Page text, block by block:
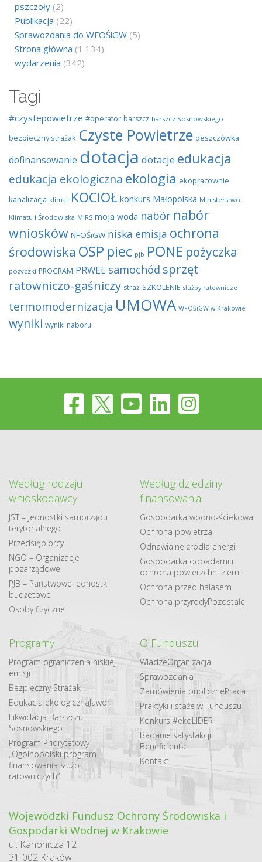
pszczoły (2)
Publikacja (22)
Sprawozdania do WFOŚiGW (5)
Strona główna (1 134)
wydarzenia (342)
Tagi
#czystepowietrze #operator barszcz barszcz Sosnowskiego
bezpieczny strażak Czyste Powietrze deszczówka
dofinansowanie dotacja dotacje edukacja
edukacja ekologiczna ekologia ekopracownie
kanalizacja klimat KOCIOŁ konkurs Małopolska Ministerstwo
Klimatu i Środowiska MIRS moja woda nabór nabór
wniosków NFOŚiGW niska emisja ochrona
środowiska OSP piec pjb PONE pożyczka
pożyczki PROGRAM PRWEE samochód sprzęt
ratowniczo-gaśniczy straż SZKOLENIE służby ratownicze
termomodernizacja UMOWA WFOŚiGW w Krakowie
wyniki wyniki naboru
Według rodzaju
wnioskodawcy
JST – Jednostki samorządu
terytorialnego
Przedsiębiorcy
NGO – Organizacje
pozarządowe
PJB – Państwowe jednostki
budżetowe
Osoby fizyczne
Według dziedziny
finansowania
Gospodarka​ wodno​-ściekowa
Ochrona powietrza
Odnawialne​ źródła​ energii
Gospodarka odpadami i
ochrona powierzchni ziemi
Ochrona przed hałasem
Ochrona przyrodyPozostałe
Programy
Program ograniczenia niskiej
emisji
Bezpieczny Strażak
Edukacja ekologicznaJawor
Likwidacja Barszczu
Sosnowskiego
Program Priorytetowy –
„Ogólnopolski program
finansowania służb
ratowniczych”
O Funduszu
WładzeOrganizacja
Sprawozdania
Zamówienia publicznePraca
Praktyki i staże w Funduszu
Konkurs #ekoLIDER
Badanie satysfakcji
Beneficjenta
Kontakt
Wojewódzki Fundusz Ochrony Środowiska i
Gospodarki Wodnej w Krakowie
ul. Kanonicza 12
31-002 Kraków